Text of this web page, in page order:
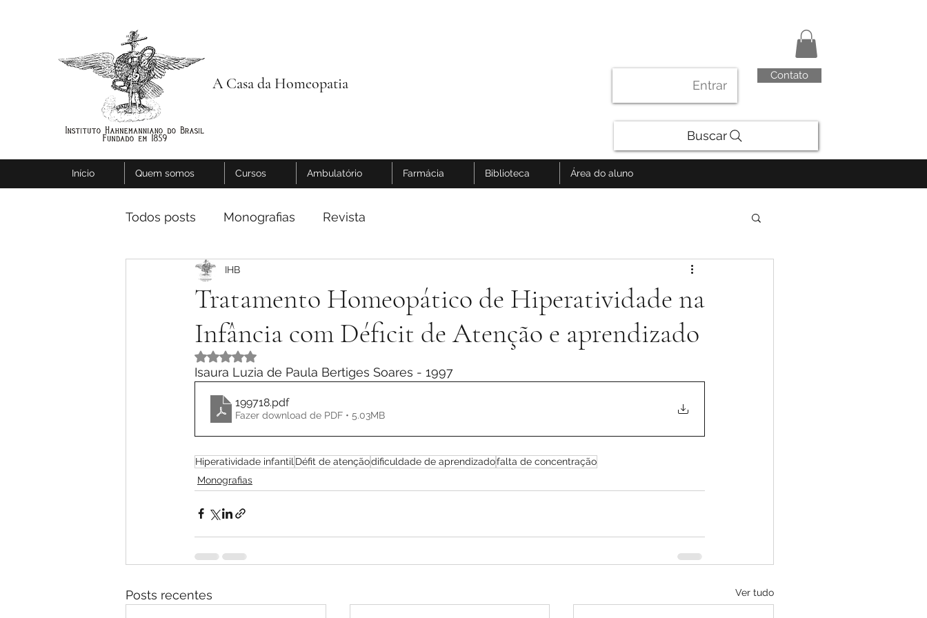
A Casa da Homeopatia Entrar
Contato
Buscar
Início Quem somos Cursos Ambulatório Farmácia Biblioteca Área do aluno
Todos posts Monografias Revista
Tratamento Homeopático de Hiperatividade na
Infância com Déficit de Atenção e aprendizado
IHB
Avaliado com NaN de 5 estrelas.
Isaura Luzia de Paula Bertiges Soares - 1997
199718.pdf
Fazer download de PDF • 5.03MB
Hiperatividade infantil Défit de atençãodificuldade de aprendizadofalta de concentração
Monografias
Posts recentes Ver tudo